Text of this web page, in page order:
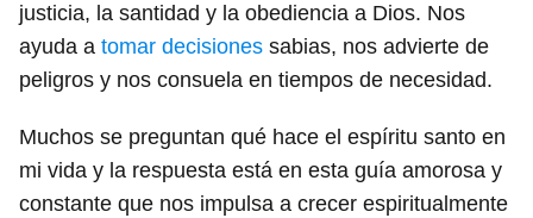
justicia, la santidad y la obediencia a Dios. Nos
ayuda a tomar decisiones sabias, nos advierte de
peligros y nos consuela en tiempos de necesidad.
Muchos se preguntan qué hace el espíritu santo en
mi vida y la respuesta está en esta guía amorosa y
constante que nos impulsa a crecer espiritualmente